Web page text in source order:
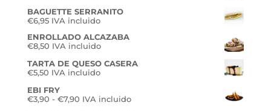
BAGUETTE SERRANITO
€6,95 IVA incluido
ENROLLADO ALCAZABA
€8,50 IVA incluido
TARTA DE QUESO CASERA
€5,50 IVA incluido
EBI FRY
€3,90 - €7,90Rango
IVA incluido